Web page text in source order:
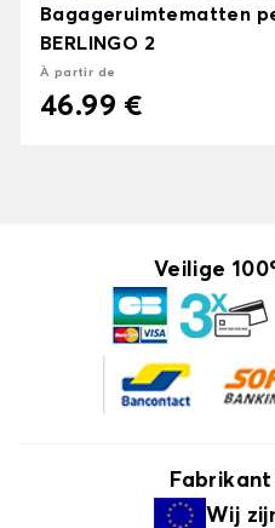
Bagageruimtematten
BERLINGO 2
À partir de
46.99 €
Veilige
Wij